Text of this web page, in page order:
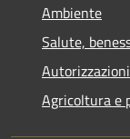
Ambiente
Salute,
Autorizzazioni
Agricoltura e